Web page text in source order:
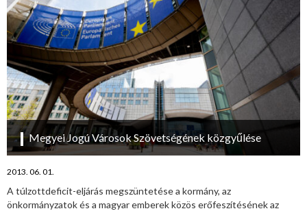
Megyei Jogú Városok Szövetségének közgyűlése
2013. 06. 01.
A túlzottdeficit-eljárás megszüntetése a kormány, az
önkormányzatok és a magyar emberek közös erőfeszítésének az